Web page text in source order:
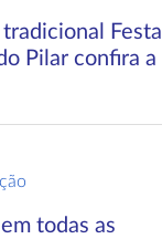
Festa
Pilar confira a
todas as